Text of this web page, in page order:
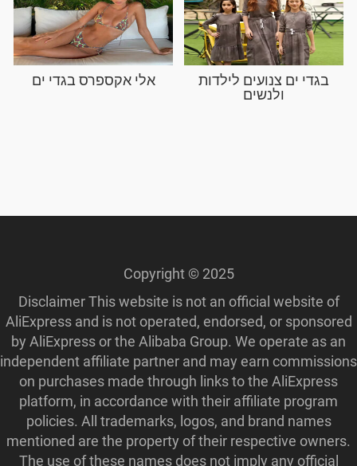
בגדי ים צנועים לילדות
ולנשים
אלי אקספרס בגדי ים
Copyright © 2025
Disclaimer This website is not an official website of
AliExpress and is not operated, endorsed, or sponsored
by AliExpress or the Alibaba Group. We operate as an
independent affiliate partner and may earn commissions
on purchases made through links to the AliExpress
platform, in accordance with their affiliate program
policies. All trademarks, logos, and brand names
mentioned are the property of their respective owners.
The use of these names does not imply any official